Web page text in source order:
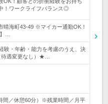
！ワークライフバランス◎
晴海町43-49 ※マイカー通勤OK！
…
験・年齢・能力を考慮のうえ、決
遇変更なし）★…
間／休憩60分）※残業時間／月平